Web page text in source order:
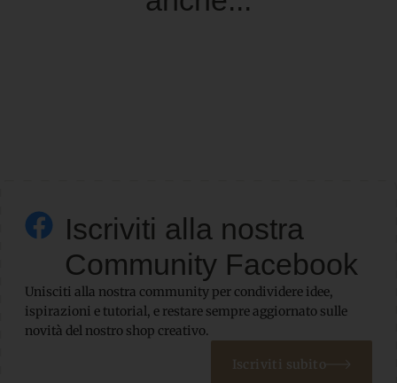
Iscriviti alla nostra
Community Facebook
Unisciti alla nostra community per condividere idee,
ispirazioni e tutorial, e restare sempre aggiornato sulle
novità del nostro shop creativo.
Iscriviti subito